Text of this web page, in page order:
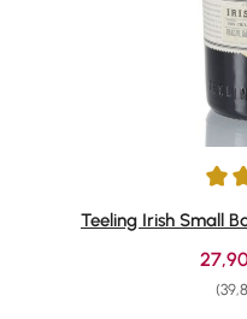
Durchschnittliche
Teeling Irish Small